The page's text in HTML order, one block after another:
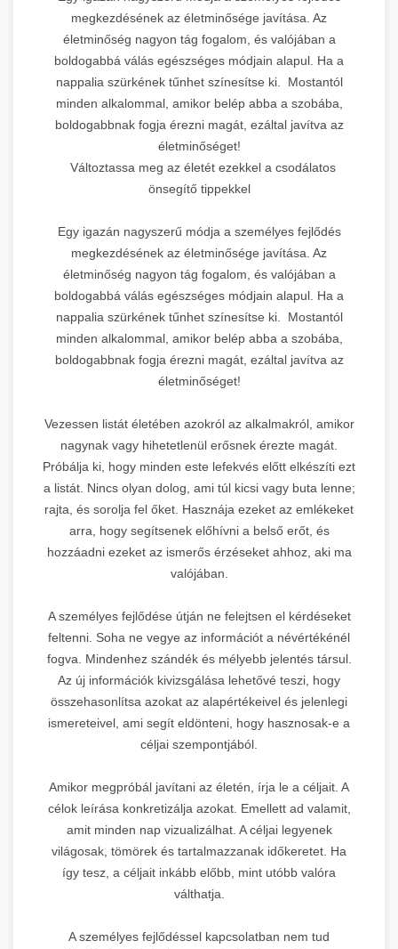
megkezdésének az életminősége javítása. Az
életminőség nagyon tág fogalom, és valójában a
boldogabbá válás egészséges módjain alapul. Ha a
nappalia szürkének tűnhet színesítse ki. Mostantól
minden alkalommal, amikor belép abba a szobába,
boldogabbnak fogja érezni magát, ezáltal javítva az
életminőséget!
Változtassa meg az életét ezekkel a csodálatos
önsegítő tippekkel
Egy igazán nagyszerű módja a személyes fejlődés
megkezdésének az életminősége javítása. Az
életminőség nagyon tág fogalom, és valójában a
boldogabbá válás egészséges módjain alapul. Ha a
nappalia szürkének tűnhet színesítse ki. Mostantól
minden alkalommal, amikor belép abba a szobába,
boldogabbnak fogja érezni magát, ezáltal javítva az
életminőséget!
Vezessen listát életében azokról az alkalmakról, amikor
nagynak vagy hihetetlenül erősnek érezte magát.
Próbálja ki, hogy minden este lefekvés előtt elkészíti ezt
a listát. Nincs olyan dolog, ami túl kicsi vagy buta lenne;
rajta, és sorolja fel őket. Hasznája ezeket az emlékeket
arra, hogy segítsenek előhívni a belső erőt, és
hozzáadni ezeket az ismerős érzéseket ahhoz, aki ma
valójában.
A személyes fejlődése útján ne felejtsen el kérdéseket
feltenni. Soha ne vegye az információt a névértékénél
fogva. Mindenhez szándék és mélyebb jelentés társul.
Az új információk kivizsgálása lehetővé teszi, hogy
összehasonlítsa azokat az alapértékeivel és jelenlegi
ismereteivel, ami segít eldönteni, hogy hasznosak-e a
céljai szempontjából.
Amikor megpróbál javítani az életén, írja le a céljait. A
célok leírása konkretizálja azokat. Emellett ad valamit,
amit minden nap vizualizálhat. A céljai legyenek
világosak, tömörek és tartalmazzanak időkeretet. Ha
így tesz, a céljait inkább előbb, mint utóbb valóra
válthatja.
A személyes fejlődéssel kapcsolatban nem tud